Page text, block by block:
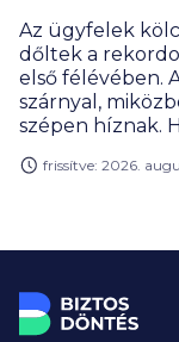
Az ügyfelek
dőltek a
első félévében.
szárnyal,
szépen híznak.
extraprofitadó
frissítve: 2026.